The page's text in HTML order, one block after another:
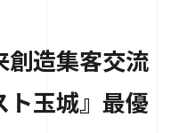
報
創造集客交流
玉城』最優